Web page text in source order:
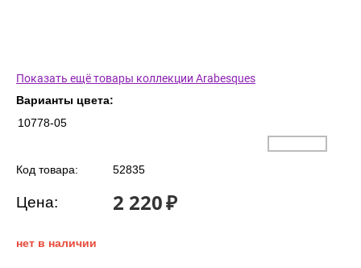
Показать ещё товары коллекции Arabesques
Варианты цвета:
10778-05
Код товара: 52835
Цена: 2 220₽
нет в наличии